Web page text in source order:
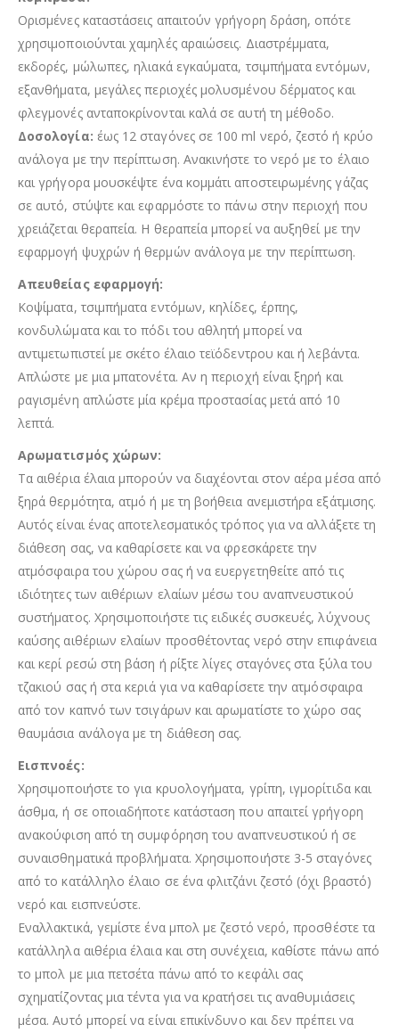
Ορισμένες καταστάσεις απαιτούν γρήγορη δράση, οπότε
χρησιμοποιούνται χαμηλές αραιώσεις. Διαστρέμματα,
εκδορές, μώλωπες, ηλιακά εγκαύματα, τσιμπήματα εντόμων,
εξανθήματα, μεγάλες περιοχές μολυσμένου δέρματος και
φλεγμονές ανταποκρίνονται καλά σε αυτή τη μέθοδο.
Δοσολογία: έως 12 σταγόνες σε 100 ml νερό, ζεστό ή κρύο
ανάλογα με την περίπτωση. Ανακινήστε το νερό με το έλαιο
και γρήγορα μουσκέψτε ένα κομμάτι αποστειρωμένης γάζας
σε αυτό, στύψτε και εφαρμόστε το πάνω στην περιοχή που
χρειάζεται θεραπεία. Η θεραπεία μπορεί να αυξηθεί με την
εφαρμογή ψυχρών ή θερμών ανάλογα με την περίπτωση.
Απευθείας εφαρμογή:
Κοψίματα, τσιμπήματα εντόμων, κηλίδες, έρπης,
κονδυλώματα και το πόδι του αθλητή μπορεί να
αντιμετωπιστεί με σκέτο έλαιο τεϊόδεντρου και ή λεβάντα.
Απλώστε με μια μπατονέτα. Αν η περιοχή είναι ξηρή και
ραγισμένη απλώστε μία κρέμα προστασίας μετά από 10
λεπτά.
Αρωματισμός χώρων:
Τα αιθέρια έλαια μπορούν να διαχέονται στον αέρα μέσα από
ξηρά θερμότητα, ατμό ή με τη βοήθεια ανεμιστήρα εξάτμισης.
Αυτός είναι ένας αποτελεσματικός τρόπος για να αλλάξετε τη
διάθεση σας, να καθαρίσετε και να φρεσκάρετε την
ατμόσφαιρα του χώρου σας ή να ευεργετηθείτε από τις
ιδιότητες των αιθέριων ελαίων μέσω του αναπνευστικού
συστήματος. Χρησιμοποιήστε τις ειδικές συσκευές, λύχνους
καύσης αιθέριων ελαίων προσθέτοντας νερό στην επιφάνεια
και κερί ρεσώ στη βάση ή ρίξτε λίγες σταγόνες στα ξύλα του
τζακιού σας ή στα κεριά για να καθαρίσετε την ατμόσφαιρα
από τον καπνό των τσιγάρων και αρωματίστε το χώρο σας
θαυμάσια ανάλογα με τη διάθεση σας.
Εισπνοές:
Χρησιμοποιήστε το για κρυολογήματα, γρίπη, ιγμορίτιδα και
άσθμα, ή σε οποιαδήποτε κατάσταση που απαιτεί γρήγορη
ανακούφιση από τη συμφόρηση του αναπνευστικού ή σε
συναισθηματικά προβλήματα. Χρησιμοποιήστε 3-5 σταγόνες
από το κατάλληλο έλαιο σε ένα φλιτζάνι ζεστό (όχι βραστό)
νερό και εισπνεύστε.
Εναλλακτικά, γεμίστε ένα μπολ με ζεστό νερό, προσθέστε τα
κατάλληλα αιθέρια έλαια και στη συνέχεια, καθίστε πάνω από
το μπολ με μια πετσέτα πάνω από το κεφάλι σας
σχηματίζοντας μια τέντα για να κρατήσει τις αναθυμιάσεις
μέσα. Αυτό μπορεί να είναι επικίνδυνο και δεν πρέπει να